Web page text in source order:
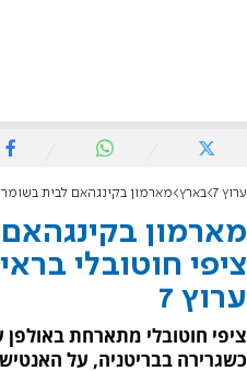
ערוץ 7 בארץ מארמון בקינגהאם לבית בשומרון | ציפי
מארמון
ציפי חוטובלי
ערוץ 7
כשגרירה בבריטניה, על